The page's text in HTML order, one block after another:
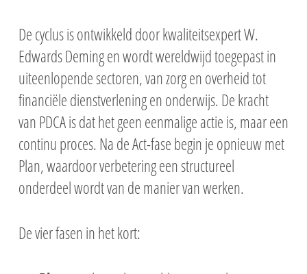
De cyclus is ontwikkeld door kwaliteitsexpert W.
Edwards Deming en wordt wereldwijd toegepast in
uiteenlopende sectoren, van zorg en overheid tot
financiële dienstverlening en onderwijs. De kracht
van PDCA is dat het geen eenmalige actie is, maar een
continu proces. Na de Act-fase begin je opnieuw met
Plan, waardoor verbetering een structureel
onderdeel wordt van de manier van werken.
De vier fasen in het kort: